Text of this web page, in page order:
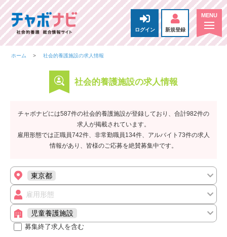
ログイン 新規登録
ホーム 社会的養護施設の求人情報
社会的養護施設の求人情報
チャボナビには587件の社会的養護施設が登録しており、合計982件の
求人が掲載されています。
雇用形態では正職員742件、非常勤職員134件、アルバイト73件の求人
情報があり、皆様のご応募を絶賛募集中です。
東京都
雇用形態
児童養護施設
募集終了求人を含む